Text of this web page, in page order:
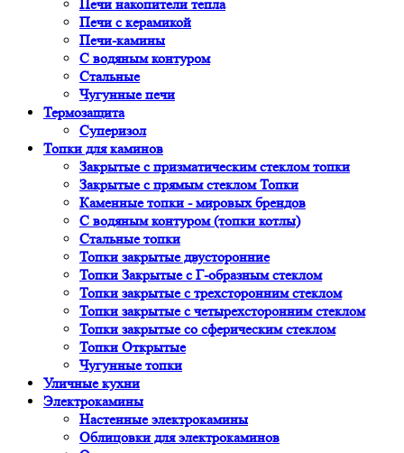
Печи накопители тепла
Печи с керамикой
Печи-камины
С водяным контуром
Стальные
Чугунные печи
Термозащита
Суперизол
Топки для каминов
Закрытые с призматическим стеклом топки
Закрытые с прямым стеклом Топки
Каменные топки - мировых брендов
С водяным контуром (топки котлы)
Стальные топки
Топки закрытые двусторонние
Топки Закрытые с Г-образным стеклом
Топки закрытые с трехсторонним стеклом
Топки закрытые с четырехсторонним стеклом
Топки закрытые со сферическим стеклом
Топки Открытые
Чугунные топки
Уличные кухни
Электрокамины
Настенные электрокамины
Облицовки для электрокаминов